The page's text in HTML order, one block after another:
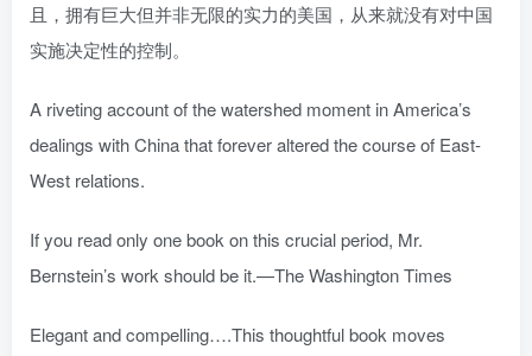
且，拥有巨大但并非无限的实力的美国，从来就没有对中国
实施决定性的控制。
A riveting account of the watershed moment in America’s
dealings with China that forever altered the course of East-
West relations.
If you read only one book on this crucial period, Mr.
Bernstein’s work should be it.—The Washington Times
Elegant and compelling….This thoughtful book moves